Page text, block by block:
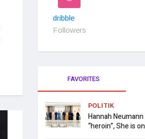
dribble
Followers
FAVORITES
POLITIK
Hannah
“heroin”, She is